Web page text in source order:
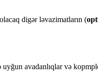
digər ləvazimatların (
avadanlıqlar və